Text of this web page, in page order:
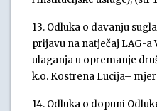
13. Odluka o davanju
prijavu na natječaj LAG-a
ulaganja u opremanje
k.o. Kostrena Lucija–
14. Odluka o dopuni